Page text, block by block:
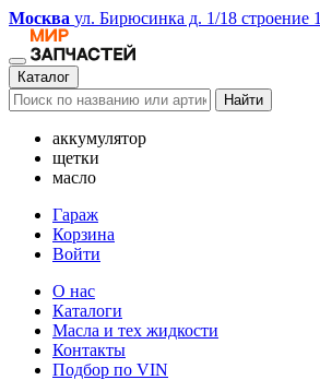
Москва ул. Бирюсинка д. 1/18 строение 1
Каталог
Найти
аккумулятор
щетки
масло
Гараж
Корзина
Войти
О нас
Каталоги
Масла и тех жидкости
Контакты
Подбор по VIN